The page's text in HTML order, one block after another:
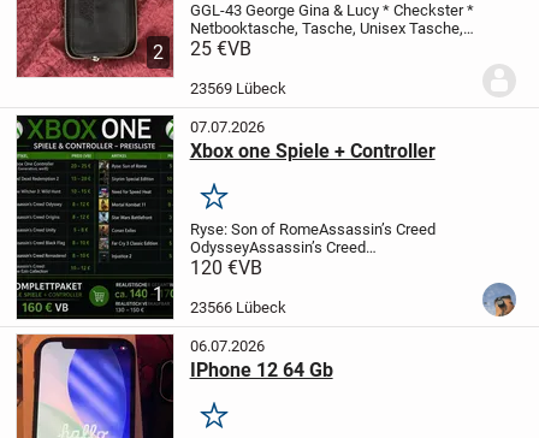
2
GGL-43 George Gina & Lucy * Checkster *
Netbooktasche, Tasche, Unisex Tasche,
Schultasche, Handbag Top
meiner anderen Artikel.
25 €VB
23569 Lübeck
1
07.07.2026
Xbox one Spiele + Controller
Merken
Ryse: Son of RomeAssassin’s Creed
OdysseyAssassin’s Creed
Remastered
Witcher 3: Wild Hunt
120 €VB
23566 Lübeck
06.07.2026
IPhone 12 64 Gb
Merken